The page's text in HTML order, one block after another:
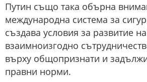
Путин също така обърна
международна система за
създава условия за развитие
взаимноизгодно
върху общопризнати и
правни норми.